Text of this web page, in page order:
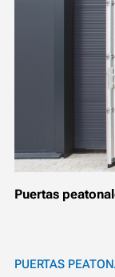
Puertas
PUERTAS